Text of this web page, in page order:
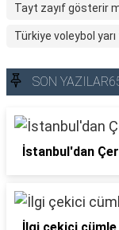
Tayt zayıf gösterir
Türkiye voleybol
SON
İstanbul'dan